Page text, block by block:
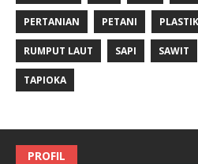
PERTANIAN PETANI PLASTIK
RUMPUT LAUT SAPI SAWIT
TAPIOKA
PROFIL